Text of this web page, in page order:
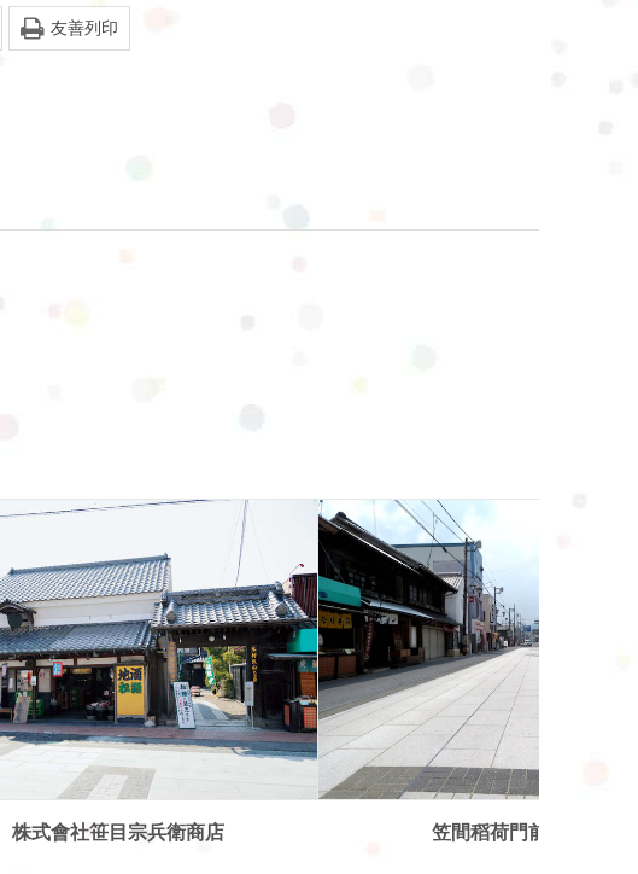
友善列印
笠間稻荷門前商店街
扶桑鄉村俱樂部